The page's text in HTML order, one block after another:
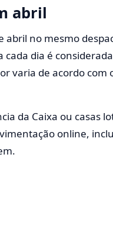
abril
abril no mesmo
cada dia é
varia de acordo
da Caixa ou casas
online,